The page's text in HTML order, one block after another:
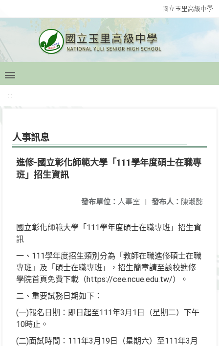
國立玉里高級中學
:::
人事訊息
進修-國立彰化師範大學「111學年度碩士在職專
班」招生資訊
發布人： 陳淑懿
發布單位： 人事室 |
國立彰化師範大學「111學年度碩士在職專班」招生資
訊
一、111學年度招生類別分為「教師在職進修碩士在職
專班」及「碩士在職專班」，招生簡章請至該校進修
學院首頁免費下載（https://cee.ncue.edu.tw/）。
二、重要試務日期如下：
(一)報名日期：即日起至111年3月1日（星期二）下午
10時止。
(二)面試時間：111年3月19日（星期六）至111年3月